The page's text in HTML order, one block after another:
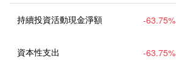
持續投資活動現金淨額 -63.75%
資本性支出 -63.75%